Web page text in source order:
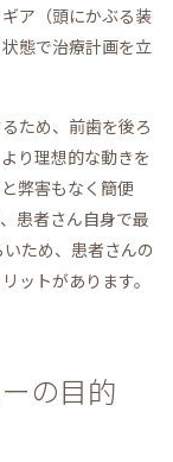
ア（頭にかぶる装
態で治療計画を立
ため、前歯を後ろ
り理想的な動きを
弊害もなく簡便
患者さん自身で最
ため、患者さんの
ットがあります。
の目的